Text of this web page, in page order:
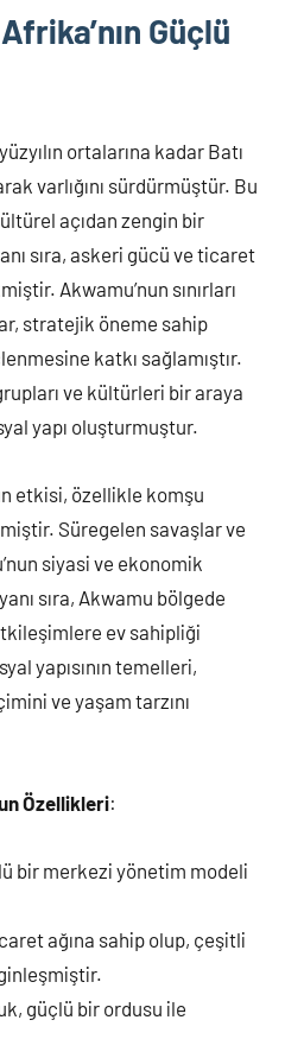
Güçlü
ortalarına kadar Batı
varlığını sürdürmüştür. Bu
açıdan zengin bir
sıra, askeri gücü ve ticaret
Akwamu’nun sınırları
stratejik öneme sahip
katkı sağlamıştır.
ve kültürleri bir araya
yapı oluşturmuştur.
etkisi, özellikle komşu
Süregelen savaşlar ve
siyasi ve ekonomik
sıra, Akwamu bölgede
ev sahipliği
yapısının temelleri,
ve yaşam tarzını
Özellikleri:
bir merkezi yönetim modeli
ağına sahip olup, çeşitli
güçlü bir ordusu ile